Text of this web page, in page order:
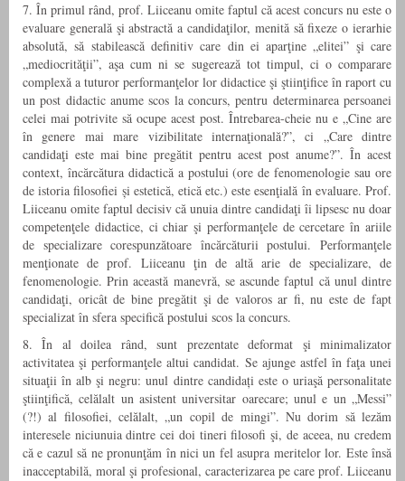
7. În primul rând, prof. Liiceanu omite faptul că acest concurs nu este o
evaluare generală şi abstractă a candidaţilor, menită să fixeze o ierarhie
absolută, să stabilească definitiv care din ei aparţine „elitei” şi care
„mediocrităţii”, aşa cum ni se sugerează tot timpul, ci o comparare
complexă a tuturor performanţelor lor didactice şi ştiinţifice în raport cu
un post didactic anume scos la concurs, pentru determinarea persoanei
celei mai potrivite să ocupe acest post. Întrebarea-cheie nu e „Cine are
în genere mai mare vizibilitate internaţională?”, ci „Care dintre
candidaţi este mai bine pregătit pentru acest post anume?”. În acest
context, încărcătura didactică a postului (ore de fenomenologie sau ore
de istoria filosofiei și estetică, etică etc.) este esenţială în evaluare. Prof.
Liiceanu omite faptul decisiv că unuia dintre candidaţi îi lipsesc nu doar
competenţele didactice, ci chiar şi performanţele de cercetare în ariile
de specializare corespunzătoare încărcăturii postului. Performanţele
menţionate de prof. Liiceanu ţin de altă arie de specializare, de
fenomenologie. Prin această manevră, se ascunde faptul că unul dintre
candidaţi, oricât de bine pregătit şi de valoros ar fi, nu este de fapt
specializat în sfera specifică postului scos la concurs.
8. În al doilea rând, sunt prezentate deformat şi minimalizator
activitatea şi performanţele altui candidat. Se ajunge astfel în faţa unei
situaţii în alb şi negru: unul dintre candidați este o uriaşă personalitate
ştiinţifică, celălalt un asistent universitar oarecare; unul e un „Messi”
(?!) al filosofiei, celălalt, „un copil de mingi”. Nu dorim să lezăm
interesele niciunuia dintre cei doi tineri filosofi şi, de aceea, nu credem
că e cazul să ne pronunţăm în nici un fel asupra meritelor lor. Este însă
inacceptabilă, moral şi profesional, caracterizarea pe care prof. Liiceanu